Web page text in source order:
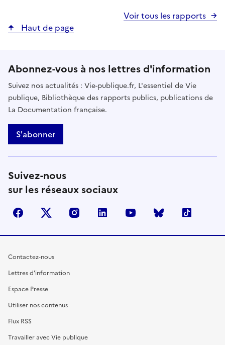
Voir tous les rapports
Haut de page
Abonnez-vous à nos lettres d'information
Suivez nos actualités : Vie-publique.fr, L'essentiel de Vie
publique, Bibliothèque des rapports publics, publications de
La Documentation française.
S'abonner
Suivez-nous
sur les réseaux sociaux
facebook X (anciennement Twitter)
instagramlinkedin youtube Bluesky
Contactez-nous
Lettres d'information
Espace Presse
Utiliser nos contenus
Flux RSS
Travailler avec Vie publique